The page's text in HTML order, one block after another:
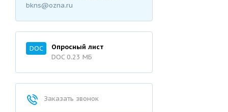
Подробнее
bkns@ozna.ru
DOC
Опросный лист
DOC 0.23 MБ
Заказать звонок